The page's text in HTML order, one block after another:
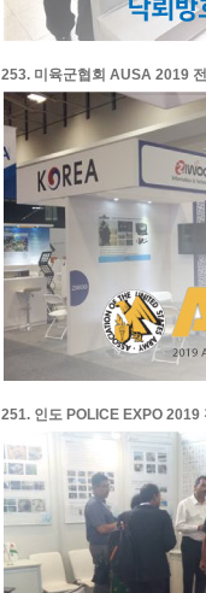
253. 미육군협회 AUSA 2019
251. 인도 POLICE EXPO 2019